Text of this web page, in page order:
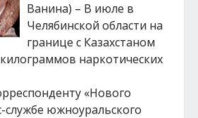
Ванина) – В июле в
Челябинской области на
границе с Казахстаном
наркотических
«Нового
службе южноуральского